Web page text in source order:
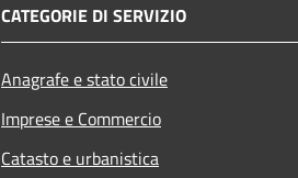
CATEGORIE DI SERVIZIO
Anagrafe e stato civile
Imprese e Commercio
Catasto e urbanistica